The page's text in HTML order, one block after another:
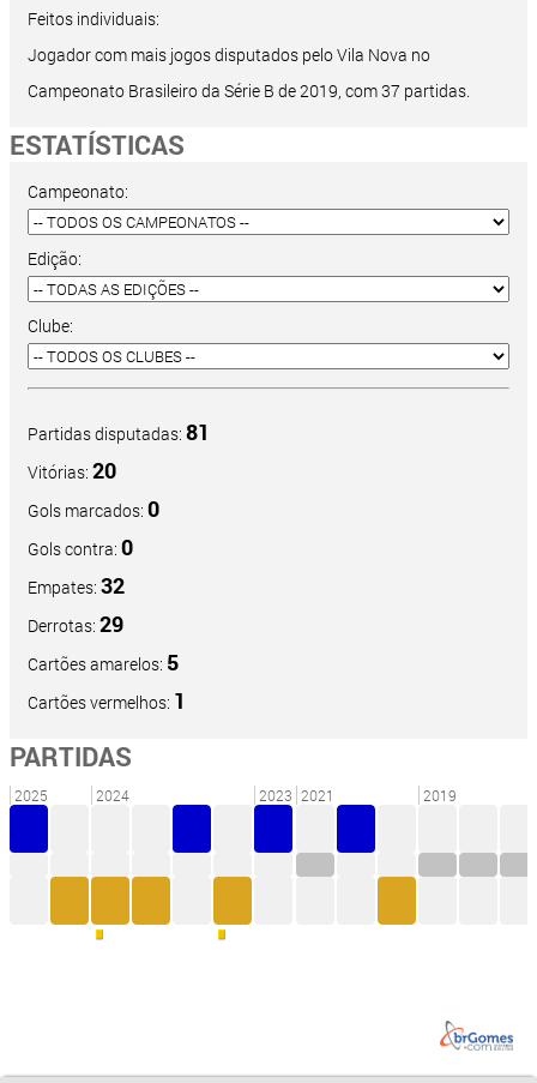
Feitos individuais:
Jogador com mais jogos disputados pelo Vila Nova no
Campeonato Brasileiro da Série B de 2019, com 37 partidas.
ESTATÍSTICAS
Campeonato:
Edição:
Clube:
Partidas disputadas: 81
Vitórias: 20
Gols marcados: 0
Gols contra: 0
Empates: 32
Derrotas: 29
Cartões amarelos: 5
Cartões vermelhos: 1
PARTIDAS
2025 2024 2023 2021 2019